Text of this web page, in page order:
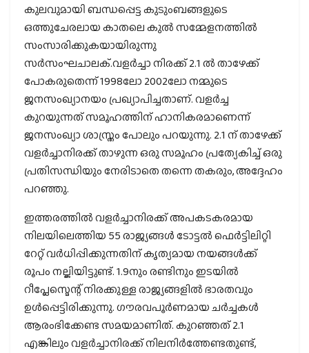
കുലവുമായി ബന്ധപ്പെട്ട കുടുംബങ്ങളുടെ
ഒത്തുചേരലായ കാതലെ കുല്‍ സമ്മേളനത്തില്‍
സംസാരിക്കുകയായിരുന്നു
സര്‍സംഘചാലക്.വളര്‍ച്ചാ നിരക്ക് 2.1 ല്‍ താഴേക്ക്
പോകരുതെന്ന് 1998ലോ 2002ലോ നമ്മുടെ
ജനസംഖ്യാനയം പ്രഖ്യാപിച്ചതാണ്. വളര്‍ച്ച
കുറയുന്നത് സമൂഹത്തിന് ഹാനികരമാണെന്ന്
ജനസംഖ്യാ ശാസ്ത്രം പോലും പറയുന്നു. 2.1 ന് താഴേക്ക്
വളര്‍ച്ചാനിരക്ക് താഴുന്ന ഒരു സമൂഹം പ്രത്യേകിച്ച് ഒരു
പ്രതിസന്ധിയും നേരിടാതെ തന്നെ തകരും, അദ്ദേഹം
പറഞ്ഞു.
ഇത്തരത്തില്‍ വളര്‍ച്ചാനിരക്ക് അപകടകരമായ
നിലയിലെത്തിയ 55 രാജ്യങ്ങള്‍ ടോട്ടല്‍ ഫെര്‍ട്ടിലിറ്റി
റേറ്റ് വര്‍ധിപ്പിക്കുന്നതിന് കൃത്യമായ നയങ്ങള്‍ക്ക്
രൂപം നല്കിയിട്ടുണ്ട്. 1.9നും രണ്ടിനും ഇടയില്‍
റീപ്ലേസ്മെന്റ് നിരക്കുള്ള രാജ്യങ്ങളില്‍ ഭാരതവും
ഉള്‍പ്പെട്ടിരിക്കുന്നു. ഗൗരവപൂര്‍ണമായ ചര്‍ച്ചകള്‍
ആരംഭിക്കേണ്ട സമയമാണിത്. കുറഞ്ഞത് 2.1
എങ്കിലും വളര്‍ച്ചാനിരക്ക് നിലനിര്‍ത്തേണ്ടതുണ്ട്,